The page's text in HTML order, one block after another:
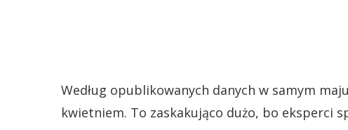
Według opublikowanych danych w samym
kwietniem. To zaskakująco dużo, bo eksperci